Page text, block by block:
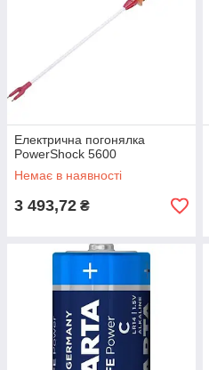
Електрична погонялка
PowerShock 5600
Немає в наявності
3 493,72 ₴